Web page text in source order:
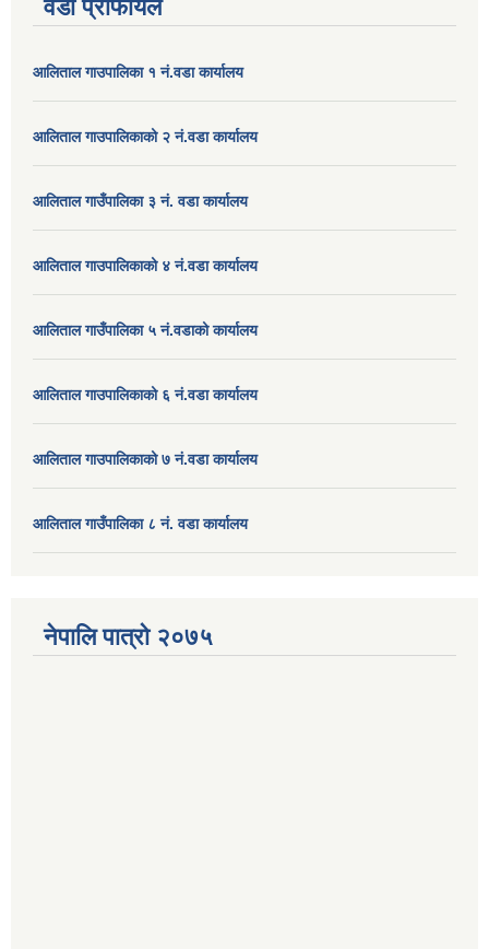
वडा प्रोफायल
आलिताल गाउपालिका १ नं.वडा कार्यालय
आलिताल गाउपालिकाको २ नं.वडा कार्यालय
आलिताल गाउँपालिका ३ नं. वडा कार्यालय
आलिताल गाउपालिकाको ४ नं.वडा कार्यालय
आलिताल गाउँपालिका ५ नं.वडाको कार्यालय
आलिताल गाउपालिकाको ६ नं.वडा कार्यालय
आलिताल गाउपालिकाको ७ नं.वडा कार्यालय
आलिताल गाउँपालिका ८ नं. वडा कार्यालय
नेपालि पात्रो २०७५